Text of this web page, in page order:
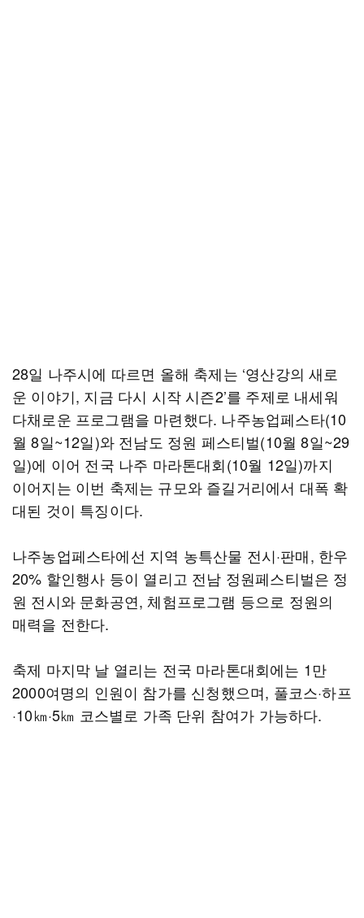
28일 나주시에 따르면 올해 축제는 ‘영산강의 새로
운 이야기, 지금 다시 시작 시즌2’를 주제로 내세워
다채로운 프로그램을 마련했다. 나주농업페스타(10
월 8일~12일)와 전남도 정원 페스티벌(10월 8일~29
일)에 이어 전국 나주 마라톤대회(10월 12일)까지
이어지는 이번 축제는 규모와 즐길거리에서 대폭 확
대된 것이 특징이다.
나주농업페스타에선 지역 농특산물 전시·판매, 한우
20% 할인행사 등이 열리고 전남 정원페스티벌은 정
원 전시와 문화공연, 체험프로그램 등으로 정원의
매력을 전한다.
축제 마지막 날 열리는 전국 마라톤대회에는 1만
2000여명의 인원이 참가를 신청했으며, 풀코스·하프
·10㎞·5㎞ 코스별로 가족 단위 참여가 가능하다.